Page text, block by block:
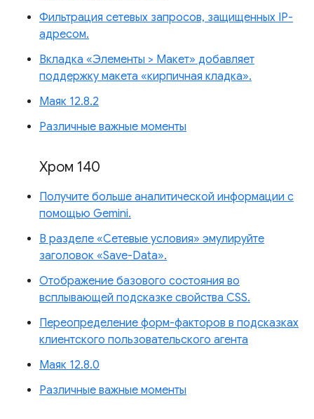
Фильтрация сетевых запросов, защищенных IP-
адресом.
Вкладка «Элементы > Макет» добавляет
поддержку макета «кирпичная кладка».
Маяк 12.8.2
Различные важные моменты
Хром 140
Получите больше аналитической информации с
помощью Gemini.
В разделе «Сетевые условия» эмулируйте
заголовок «Save-Data».
Отображение базового состояния во
всплывающей подсказке свойства CSS.
Переопределение форм-факторов в подсказках
клиентского пользовательского агента
Маяк 12.8.0
Различные важные моменты